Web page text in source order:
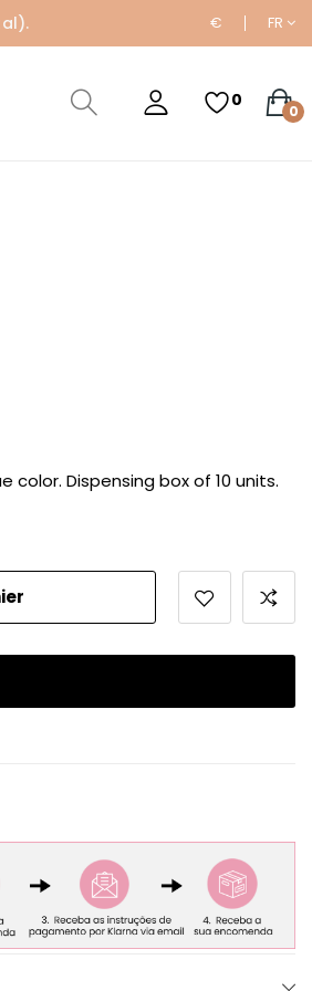
€ FR
0
0
Dispensing box of 10 units.